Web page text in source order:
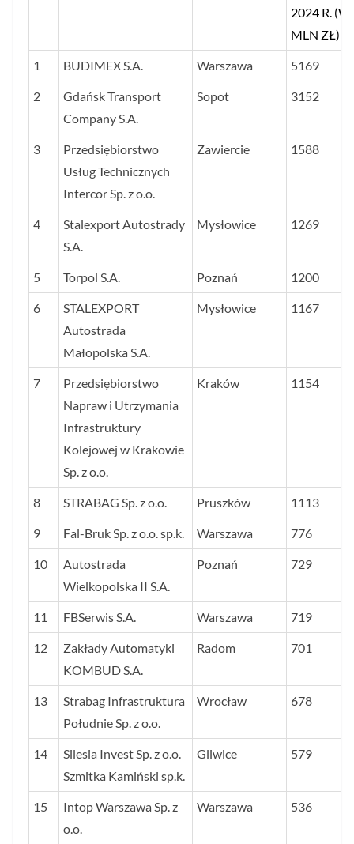
2024 R. (W
MLN ZŁ)
1 BUDIMEX S.A. Warszawa 5169
2
Gdańsk Transport
Company S.A.
Sopot 3152
3
Przedsiębiorstwo
Usług Technicznych
Intercor Sp. z o.o.
Zawiercie 1588
4
Stalexport Autostrady
S.A.
Mysłowice 1269
5 Torpol S.A. Poznań 1200
6
STALEXPORT
Autostrada
Małopolska S.A.
Mysłowice 1167
7
Przedsiębiorstwo
Napraw i Utrzymania
Infrastruktury
Kolejowej w Krakowie
Sp. z o.o.
Kraków 1154
8 STRABAG Sp. z o.o. Pruszków 1113
9 Fal-Bruk Sp. z o.o. sp.k. Warszawa 776
10
Autostrada
Wielkopolska II S.A.
Poznań 729
11 FBSerwis S.A. Warszawa 719
12
Zakłady Automatyki
KOMBUD S.A.
Radom 701
13
Strabag Infrastruktura
Południe Sp. z o.o.
Wrocław 678
14
Silesia Invest Sp. z o.o.
Szmitka Kamiński sp.k.
Gliwice 579
15
Intop Warszawa Sp. z
o.o.
Warszawa 536